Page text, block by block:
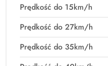
Prędkość do 15km/h
Prędkość do 27km/h
Prędkość do 35km/h